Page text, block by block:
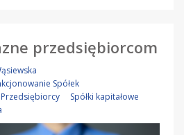
przedsiębiorcom
Spółek
Przedsiębiorcy
Spółki kapitałowe